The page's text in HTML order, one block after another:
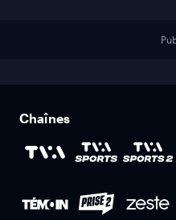
Chaînes